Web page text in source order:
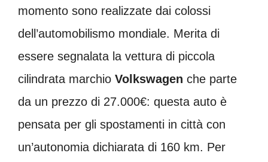
momento sono realizzate dai colossi
dell’automobilismo mondiale. Merita di
essere segnalata la vettura di piccola
cilindrata marchio Volkswagen che parte
da un prezzo di 27.000€: questa auto è
pensata per gli spostamenti in città con
un’autonomia dichiarata di 160 km. Per